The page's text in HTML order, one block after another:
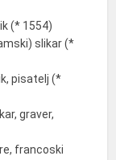
(* 1554)
slikar (*
pisatelj (*
graver,
francoski